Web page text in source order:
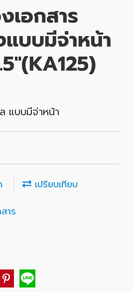
เอกสาร
บบมีจ่าหน้า
แบบมีจ่าหน้า
เปรียบเทียบ
าร